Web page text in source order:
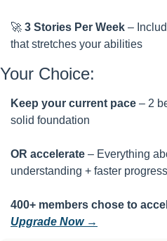
🚀 3 Stories Per Week –
that stretches your abilities
Your Choice:
Keep your current pace – 2
solid foundation
OR accelerate – Everything
understanding + faster
Upgrade Now →